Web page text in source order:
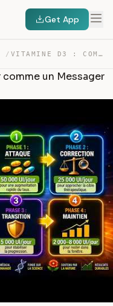
Get App
/ VITAMINE D3 : COMMENT L’UTILISER COMME UN MESSAGER GÉNO… — TRANSCRIPT
un Messager